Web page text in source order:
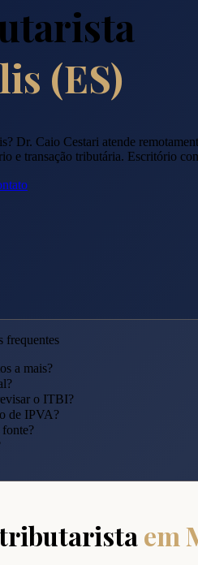
(ES)
? Dr. Caio Cestari atende
e transação tributária. Escritório
frequentes
a mais?
o ITBI?
de IPVA?
tributaristaem